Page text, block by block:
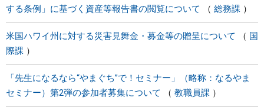
する条例」に基づく資産等報告書の閲覧について
総務課
米国ハワイ州に対する災害見舞金・募金等の贈呈について
国
際課
「先生になるなら“やまぐち”で！セミナー」（略称：なるやま
セミナー）第2弾の参加者募集について
教職員課